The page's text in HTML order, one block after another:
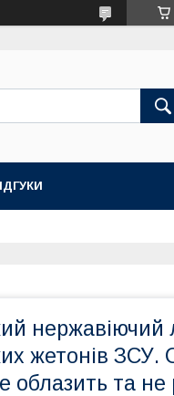
жетонів ЗСУ.
облазить та не